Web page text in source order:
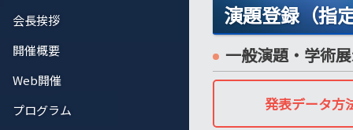
会長挨拶
開催概要
Web開催
プログラム
演題登録（指
一般演題・学術
発表データ方